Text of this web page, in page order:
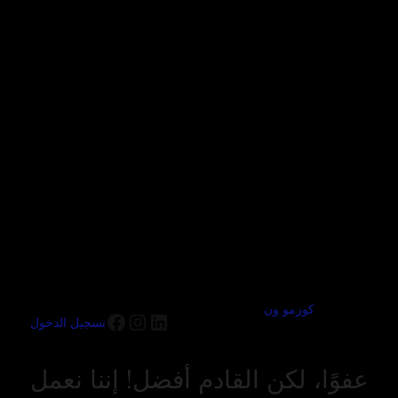
كوزمو ون
تسجيل الدخول
عفوًا، لكن القادم أفضل! إننا نعمل